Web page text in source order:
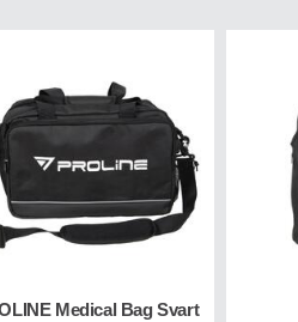
Medical Bag Svart